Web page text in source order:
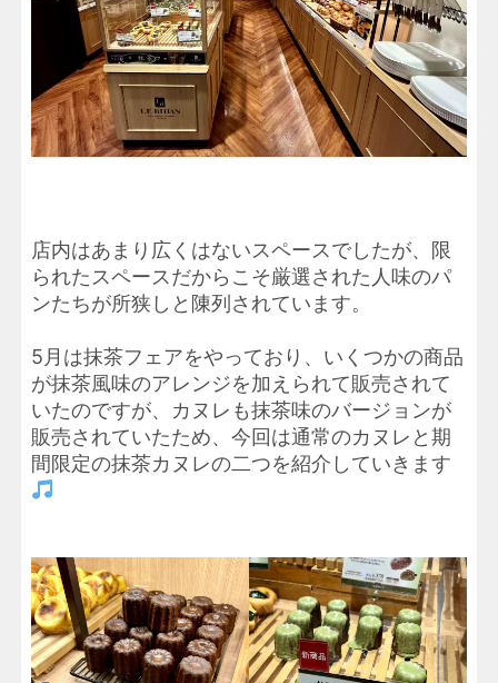
店内はあまり広くはないスペースでしたが、限
られたスペースだからこそ厳選された人味のパ
ンたちが所狭しと陳列されています。
5月は抹茶フェアをやっており、いくつかの商品
が抹茶風味のアレンジを加えられて販売されて
いたのですが、カヌレも抹茶味のバージョンが
販売されていたため、今回は通常のカヌレと期
間限定の抹茶カヌレの二つを紹介していきます